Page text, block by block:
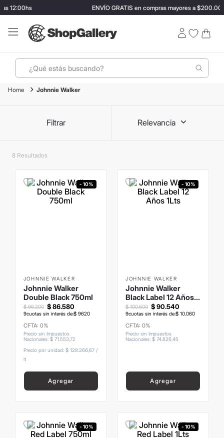
12:00hs ENVÍO GRATIS en compras mayores a $200.000
¿Qué estás buscando?
Johnnie Walker
Filtrar Relevancia
8
- 10%
JOHNNIE WALKER
Johnnie Walker
Double Black 750ml
$ 86.580
$ 96.200
9cuotas sin interés de:$ 9620
CFTA: 0%
Precio sin Impuestos
Nacionales: $ 71 553,72
Precio por unidad: $ 128.266,67/
lt
Agregar
- 10%
JOHNNIE WALKER
Johnnie Walker
Black Label 12 Años
1Lts
$90.540
$ 100.600
9cuotas sin interés de:$ 10060
CFTA: 0%
Precio sin Impuestos
Nacionales: $ 7482645
Agregar
- 10% - 10%
Términos más buscados
termo stanley
5 bressia
. vino